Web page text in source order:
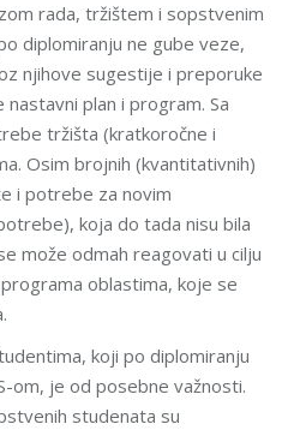
rada, tržištem i sopstvenim
diplomiranju ne gube veze,
njihove sugestije i preporuke
plan i program. Sa
tržišta (kratkoročne i
Osim brojnih (kvantitativnih)
i potrebe za novim
koja do tada nisu bila
može odmah reagovati u cilju
oblastima, koje se
koji po diplomiranju
om, je od posebne važnosti.
studenata su